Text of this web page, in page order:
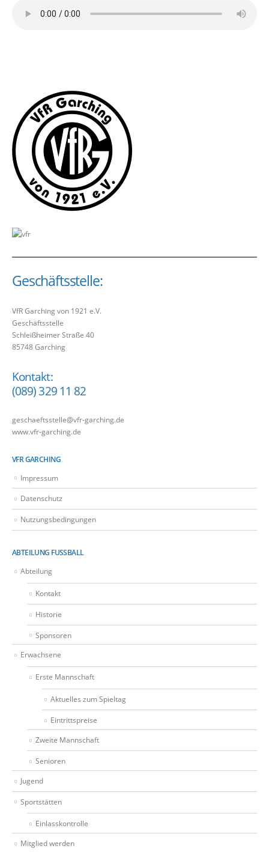
Geschäftsstelle:
VfR Garching von 1921 e.V.
Geschäftsstelle
Schleißheimer Straße 40
85748 Garching
Kontakt:
(089) 329 11 82
geschaeftsstelle@vfr-garching.de
www.vfr-garching.de
VFR GARCHING
Impressum
Datenschutz
Nutzungsbedingungen
ABTEILUNG FUSSBALL
Abteilung
Kontakt
Historie
Sponsoren
Erwachsene
Erste Mannschaft
Aktuelles zum Spieltag
Eintrittspreise
Zweite Mannschaft
Senioren
Jugend
Sportstätten
Einlasskontrolle
Mitglied werden